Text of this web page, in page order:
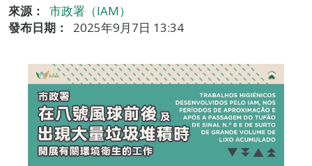
來源：
市政署（IAM）
發布日期：
2025年9月7日 13:34